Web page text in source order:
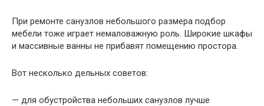
При ремонте санузлов небольшого размера подбор
мебели тоже играет немаловажную роль. Широкие шкафы
и массивные ванны не прибавят помещению простора.
Вот несколько дельных советов:
— для обустройства небольших санузлов лучше